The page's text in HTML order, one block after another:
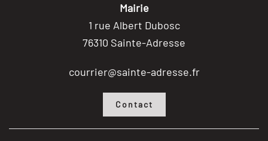
Mairie
1 rue Albert Dubosc
76310 Sainte-Adresse
courrier@sainte-adresse.fr
Contact